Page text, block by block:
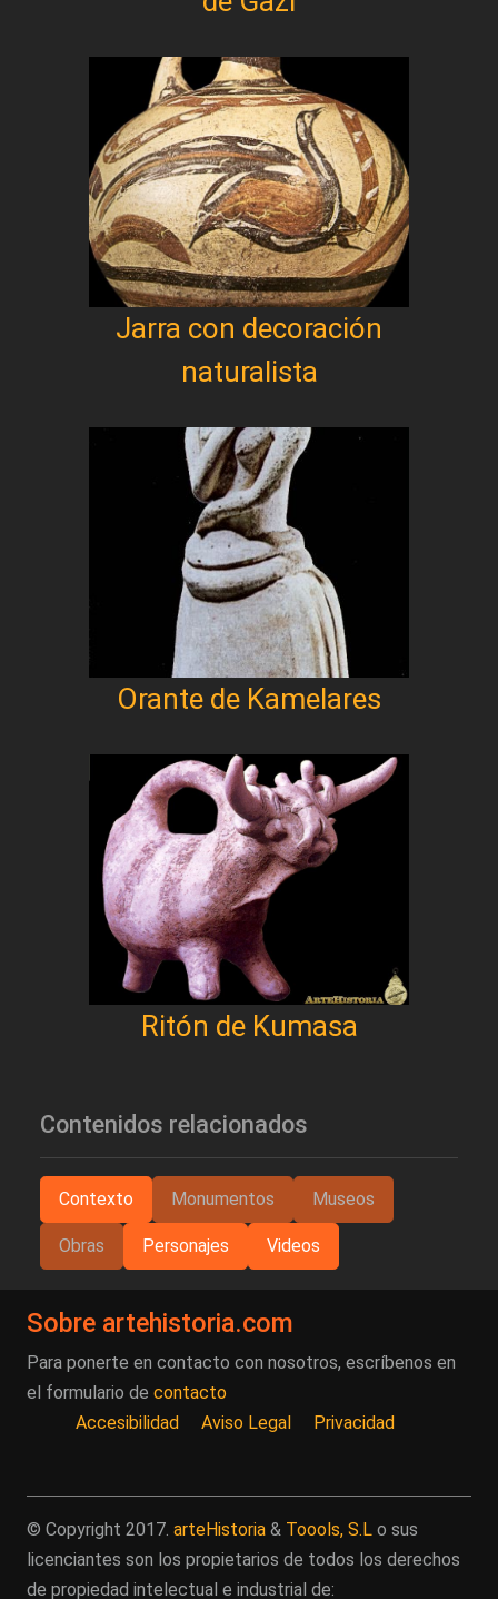
Jarra con decoración
naturalista
Orante de Kamelares
Ritón de Kumasa
Contenidos relacionados
Contexto Monumentos Museos
Obras Personajes Videos
Sobre artehistoria.com
Para ponerte en contacto con nosotros, escríbenos en
el formulario de contacto
Accesibilidad
Aviso Legal Privacidad
© Copyright 2017. arteHistoria & Toools, S.L o sus
licenciantes son los propietarios de todos los derechos
de propiedad intelectual e industrial de: